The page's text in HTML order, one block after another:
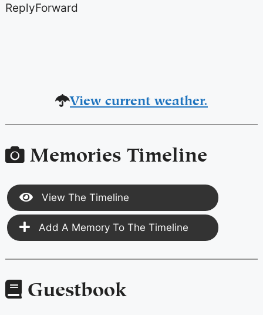
ReplyForward
View current weather.
Memories Timeline
View The Timeline
Add A Memory To The Timeline
Guestbook